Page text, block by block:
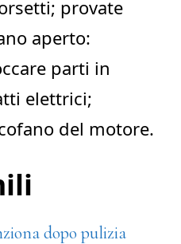
provate
aperto:
parti in
elettrici;
del motore.
dopo pulizia